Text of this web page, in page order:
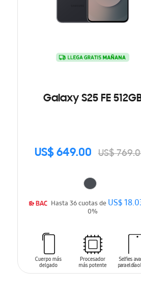
Galaxy S25 FE
US$ 649.00 US$
Hasta 36 cuotas deUS$
0%